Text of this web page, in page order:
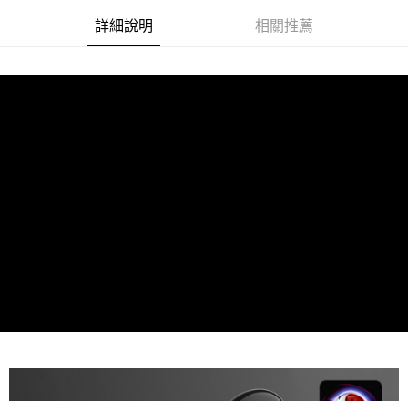
詳細說明 相關推薦